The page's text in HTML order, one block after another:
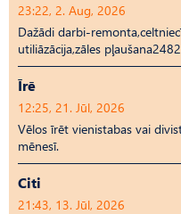
23:22, 2. Aug, 2026
Dažādi darbi-
utiliāzācija,zāles
Īrē
12:25, 21. Jūl, 2026
Vēlos īrēt vienistabas vai
mēnesī.
Citi
21:43, 13. Jūl, 2026